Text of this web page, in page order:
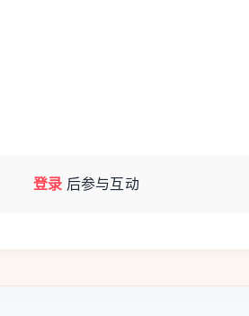
登录 后参与互动